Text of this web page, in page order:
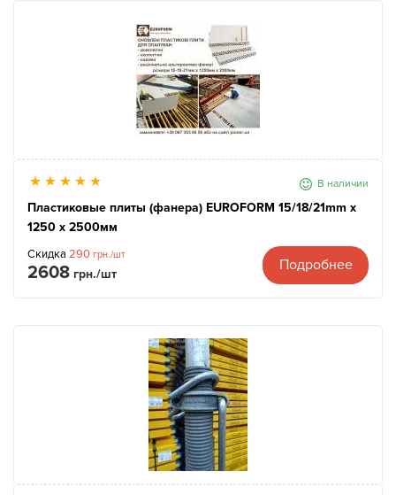
В наличии
Пластиковые плиты (фанера) EUROFORM 15/18/21mm x
1250 x 2500мм
Скидка 290 грн./шт
2608 грн./шт
Подробнее